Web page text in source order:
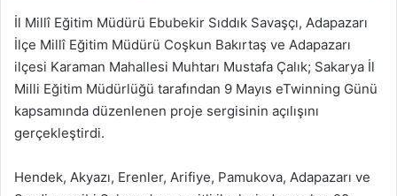
İl Millî Eğitim Müdürü Ebubekir Sıddık Savaşçı, Adapazarı
İlçe Millî Eğitim Müdürü Coşkun Bakırtaş ve Adapazarı
ilçesi Karaman Mahallesi Muhtarı Mustafa Çalık; Sakarya İl
Milli Eğitim Müdürlüğü tarafından 9 Mayıs eTwinning Günü
kapsamında düzenlenen proje sergisinin açılışını
gerçekleştirdi.
Hendek, Akyazı, Erenler, Arifiye, Pamukova, Adapazarı ve